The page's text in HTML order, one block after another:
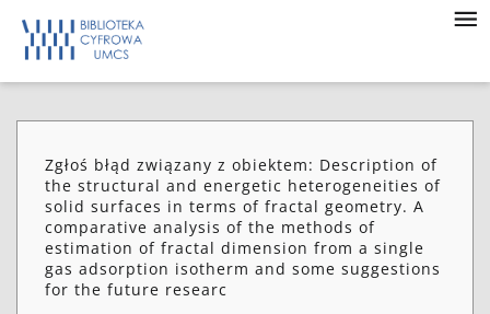
Zgłoś błąd związany z obiektem: Description of
the structural and energetic heterogeneities of
solid surfaces in terms of fractal geometry. A
comparative analysis of the methods of
estimation of fractal dimension from a single
gas adsorption isotherm and some suggestions
for the future researc